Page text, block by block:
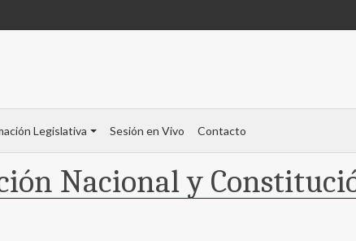
Legislativa Sesión en Vivo Contacto
Nacional y